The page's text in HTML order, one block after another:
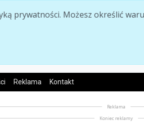
prywatności. Możesz określić
Reklama Kontakt
Reklama
Koniec reklamy